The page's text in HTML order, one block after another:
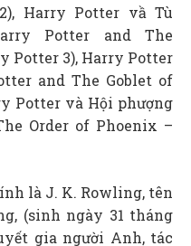
Harry Potter vầ Tù
Potter and The
Potter 3), Harry Potter
and The Goblet of
Potter và Hội phượng
Order of Phoenix –
là J. K. Rowling, tên
(sinh ngày 31 tháng
gia người Anh, tác